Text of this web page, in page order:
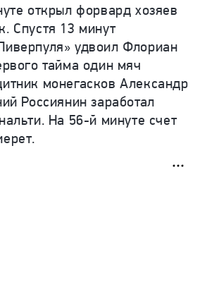
открыл форвард хозяев
Спустя 13 минут
удвоил Флориан
тайма один мяч
монегасков Александр
Россиянин заработал
На 56-й минуте счет